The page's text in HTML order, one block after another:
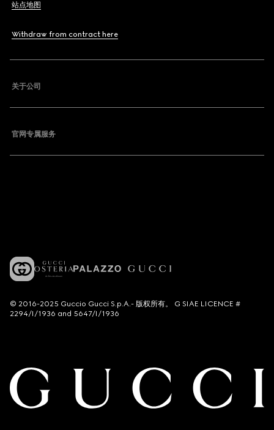
站点地图
Withdraw from contract here
关于公司
官网专属服务
© 2016-2025 Guccio Gucci S.p.A.- 版权所有。 G SIAE LICENCE #
2294/I/1936 and 5647/I/1936